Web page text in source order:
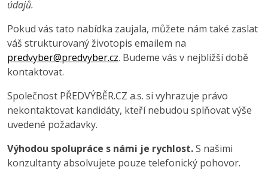
údajů.
Pokud vás tato nabídka zaujala, můžete nám také zaslat
váš strukturovaný životopis emailem na
predvyber@predvyber.cz. Budeme vás v nejbližší době
kontaktovat.
Společnost PŘEDVÝBĚR.CZ a.s. si vyhrazuje právo
nekontaktovat kandidáty, kteří nebudou splňovat výše
uvedené požadavky.
Výhodou spolupráce s námi je rychlost.S našimi
konzultanty absolvujete pouze telefonický pohovor.